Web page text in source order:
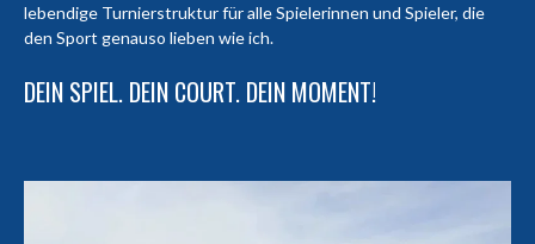
lebendige Turnierstruktur für alle Spielerinnen und Spieler, die
den Sport genauso lieben wie ich.
DEIN SPIEL. DEIN COURT. DEIN MOMENT!